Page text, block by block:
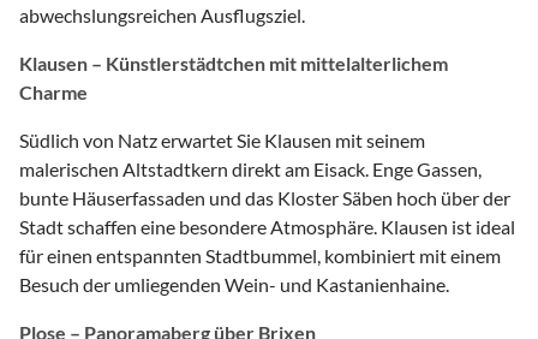
abwechslungsreichen Ausflugsziel.
Klausen – Künstlerstädtchen mit mittelalterlichem
Charme
Südlich von Natz erwartet Sie Klausen mit seinem
malerischen Altstadtkern direkt am Eisack. Enge Gassen,
bunte Häuserfassaden und das Kloster Säben hoch über der
Stadt schaffen eine besondere Atmosphäre. Klausen ist ideal
für einen entspannten Stadtbummel, kombiniert mit einem
Besuch der umliegenden Wein- und Kastanienhaine.
Plose – Panoramaberg über Brixen